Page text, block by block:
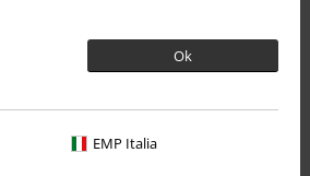
Ok
EMP Italia